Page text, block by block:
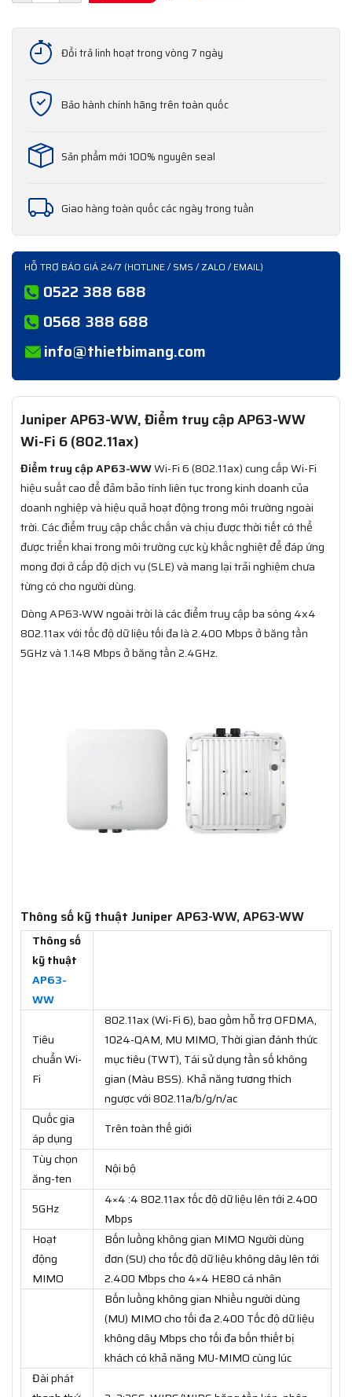
Đổi trả linh hoạt trong vòng 7 ngày
Bảo hành chính hãng trên toàn quốc
Sản phẩm mới 100% nguyên seal
Giao hàng toàn quốc các ngày trong tuần
HỖ TRỢ BÁO GIÁ 24/7 (HOTLINE / SMS / ZALO / EMAIL)
0522 388 688
0568 388 688
info@thietbimang.com
Juniper AP63-WW, Điểm truy cập AP63-WW
Wi-Fi 6 (802.11ax)
Điểm truy cập AP63-WWWi-Fi 6 (802.11ax) cung cấp Wi-Fi
hiệu suất cao để đảm bảo tính liên tục trong kinh doanh của
doanh nghiệp và hiệu quả hoạt động trong môi trường ngoài
trời. Các điểm truy cập chắc chắn và chịu được thời tiết có thể
được triển khai trong môi trường cực kỳ khắc nghiệt để đáp ứng
mong đợi ở cấp độ dịch vụ (SLE) và mang lại trải nghiệm chưa
từng có cho người dùng.
Dòng AP63-WW ngoài trời là các điểm truy cập ba sóng 4x4
802.11ax với tốc độ dữ liệu tối đa là 2.400 Mbps ở băng tần
5GHz và 1.148 Mbps ở băng tần 2.4GHz.
Thông số kỹ thuật Juniper AP63-WW, AP63-WW
Thông số
kỹ thuật
AP63-
WW
Tiêu
chuẩn Wi-
Fi
802.11ax (Wi-Fi 6), bao gồm hỗ trợ OFDMA,
1024-QAM, MU MIMO, Thời gian đánh thức
mục tiêu (TWT), Tái sử dụng tần số không
gian (Màu BSS). Khả năng tương thích
ngược với 802.11a/b/g/n/ac
Quốc gia
áp dụng
Trên toàn thế giới
Tùy chọn
ăng-ten
Nội bộ
5GHz
4×4 :4 802.11ax tốc độ dữ liệu lên tới 2.400
Mbps
Hoạt
động
MIMO
Bốn luồng không gian MIMO Người dùng
đơn (SU) cho tốc độ dữ liệu không dây lên tới
2.400 Mbps cho 4×4 HE80 cá nhân
Bốn luồng không gian Nhiều người dùng
(MU) MIMO cho tối đa 2.400 Tốc độ dữ liệu
không dây Mbps cho tối đa bốn thiết bị
khách có khả năng MU-MIMO cùng lúc
Đài phát